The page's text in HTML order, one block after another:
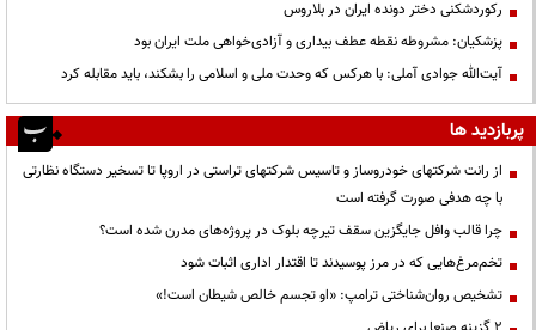
رکوردشکنی دختر دونده ایران در بلاروس
پزشکیان: مشروطه نقطه عطف بیداری و آزادی‌خواهی ملت ایران بود
آیت‌الله جوادی آملی: با هرکس که وحدت ملی و اسلامی را بشکند، باید مقابله کرد
پربازدید ها
از رانت‌ شرکتهای خودروساز و تاسیس شرکتهای تراستی در اروپا تا تسخیر دستگاه نظارتی
با چه هدفی صورت گرفته است
چرا قالب وافل جایگزین سقف تیرچه بلوک در پروژه‌های مدرن شده است؟
تخم‌مرغ‌هایی که در مرز پوسیدند تا اقتدار اداری اثبات شود
تشخیص روان‌شناختی ترامپ: «او تجسم خالص شیطان است!»